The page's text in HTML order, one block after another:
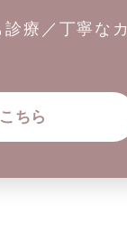
療／丁寧なカ
ちら